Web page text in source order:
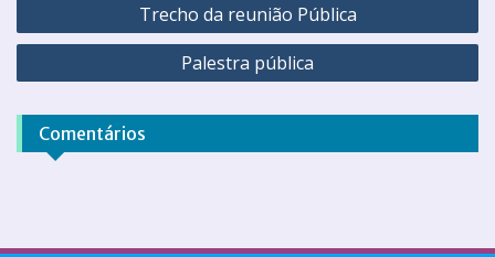
Trecho da reunião Pública
Palestra pública
Comentários